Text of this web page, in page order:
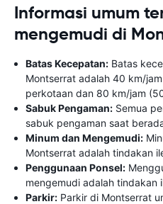
Informasi umum
mengemudi di
Batas Kecepatan: Batas
Montserrat adalah 40 km/
perkotaan dan 80 km/jam
Sabuk Pengaman: Semua
sabuk pengaman saat
Minum dan Mengemudi:
Montserrat adalah tindakan
Penggunaan Ponsel:
mengemudi adalah tindakan
Parkir: Parkir di Montserrat